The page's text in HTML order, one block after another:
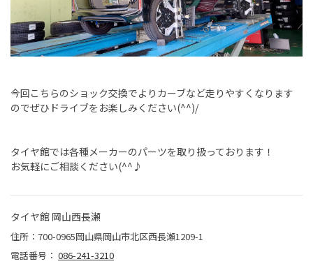
今回こちらのショック交換でよりカーブなど走りやすくなります
のでぜひドライブをお楽しみください(^^)/
タイヤ館では各種メーカーのパーツを取り扱っております！
お気軽にご相談ください(^^♪
タイヤ館 岡山西長瀬
住所：700-0965岡山県岡山市北区西長瀬1209-1
電話番号： 086-241-3210